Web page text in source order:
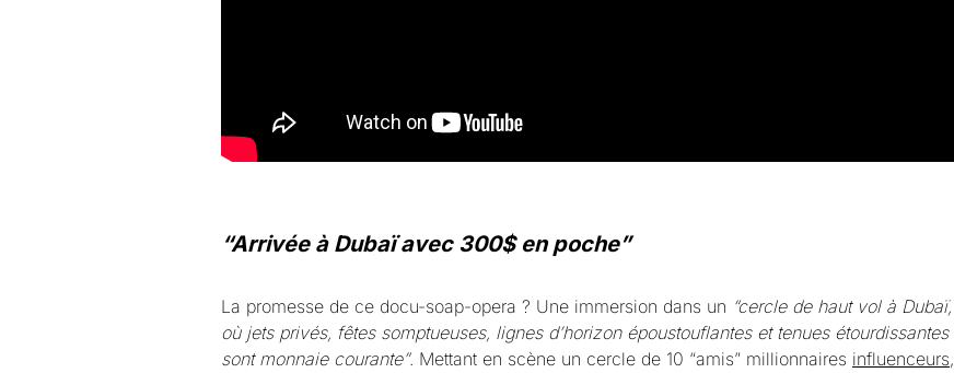
“Arrivée à Dubaï avec 300$ en poche”
La promesse de ce docu-soap-opera ? Une immersion dans un “cercle de haut vol à Dubaï,
où jets privés, fêtes somptueuses, lignes d’horizon époustouflantes et tenues étourdissantes
sont monnaie courante”. Mettant en scène un cercle de 10 “amis” millionnaires influenceurs,